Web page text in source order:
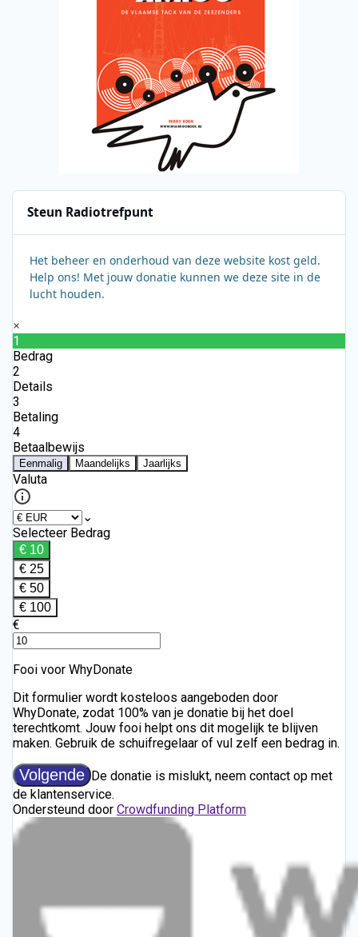
Steun Radiotrefpunt
Het beheer en onderhoud van deze website kost geld.
Help ons! Met jouw donatie kunnen we deze site in de
lucht houden.